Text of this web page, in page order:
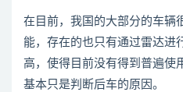
在目前，我国的大部分的车辆
能，存在的也只有通过雷达进
高，使得目前没有得到普遍使
基本只是判断后车的原因。